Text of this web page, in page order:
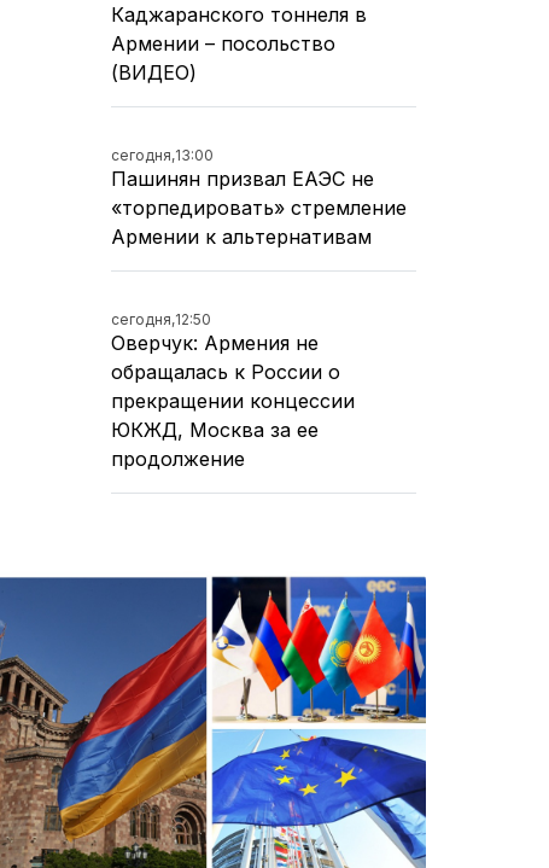
Каджаранского тоннеля в
Армении – посольство
(ВИДЕО)
сегодня,13:00
Пашинян призвал ЕАЭС не
«торпедировать» стремление
Армении к альтернативам
сегодня,12:50
Оверчук: Армения не
обращалась к России о
прекращении концессии
ЮКЖД, Москва за ее
продолжение